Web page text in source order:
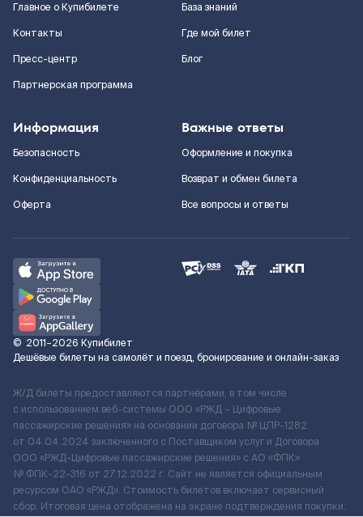
Главное о Купибилете
Контакты
Пресс-центр
Партнерская программа
База знаний
Где мой билет
Блог
Информация
Безопасность
Конфиденциальность
Оферта
Важные ответы
Оформление и покупка
Возврат и обмен билета
Все вопросы и ответы
© 2011–2026 Купибилет
Дешёвые билеты на самолёт и поезд, бронирование и онлайн-заказ
Ж/Д билеты предоставляются партнёрами, в том числе
с использованием веб-системы ООО «РЖД – Цифровые
пассажирские решения» на основании договора № ЦПР-1282
от 04.04.2024 заключенного с Поставщиком услуг и Договора
ООО «РЖД-Цифровые пассажирские решения» c АО «ФПК»
№ ФПК-22-316 от 27.12.2022 г. Сайт не является официальным
ресурсом ОАО «РЖД». Стоимость билетов включает сервисный
сбор. Итоговая цена отображена на экране подтверждения покупки.